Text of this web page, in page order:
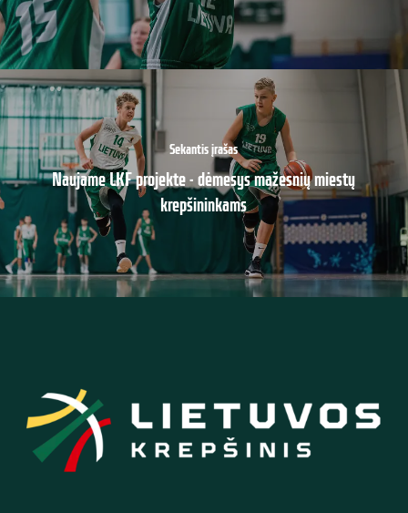
Sekantis įrašas
Naujame LKF projekte - dėmesys mažesnių miestų
krepšininkams